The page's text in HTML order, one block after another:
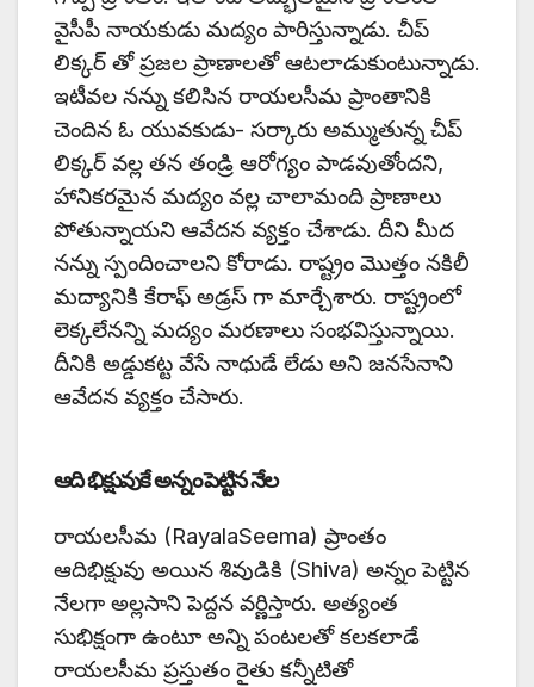
వైసీపీ నాయకుడు మద్యం పారిస్తున్నాడు. చీప్
లిక్కర్ తో ప్రజల ప్రాణాలతో ఆటలాడుకుంటున్నాడు.
ఇటీవల నన్ను కలిసిన రాయలసీమ ప్రాంతానికి
చెందిన ఓ యువకుడు- సర్కారు అమ్ముతున్న చీప్
లిక్కర్ వల్ల తన తండ్రి ఆరోగ్యం పాడవుతోందని,
హానికరమైన మద్యం వల్ల చాలామంది ప్రాణాలు
పోతున్నాయని ఆవేదన వ్యక్తం చేశాడు. దీని మీద
నన్ను స్పందించాలని కోరాడు. రాష్ట్రం మొత్తం నకిలీ
మద్యానికి కేరాఫ్ అడ్రస్ గా మార్చేశారు. రాష్ట్రంలో
లెక్కలేనన్ని మద్యం మరణాలు సంభవిస్తున్నాయి.
దీనికి అడ్డుకట్ట వేసే నాధుడే లేడు అని జనసేనాని
ఆవేదన వ్యక్తం చేసారు.
ఆది భిక్షువుకే అన్నం పెట్టిన నేల
రాయలసీమ (RayalaSeema) ప్రాంతం
ఆదిభిక్షువు అయిన శివుడికి (Shiva) అన్నం పెట్టిన
నేలగా అల్లసాని పెద్దన వర్ణిస్తారు. అత్యంత
సుభిక్షంగా ఉంటూ అన్ని పంటలతో కలకలాడే
రాయలసీమ ప్రస్తుతం రైతు కన్నీటితో